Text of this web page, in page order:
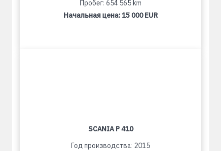
Пробег: 654 565 km
Начальная цена:15 000 EUR
SCANIA P 410
Год производства: 2015